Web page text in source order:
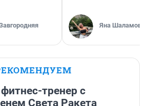
Яна Шаламова
тренер с
Света Ракета